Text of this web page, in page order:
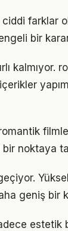
ciddi farklar
bir
kalmıyor.
noktaya
geniş bir